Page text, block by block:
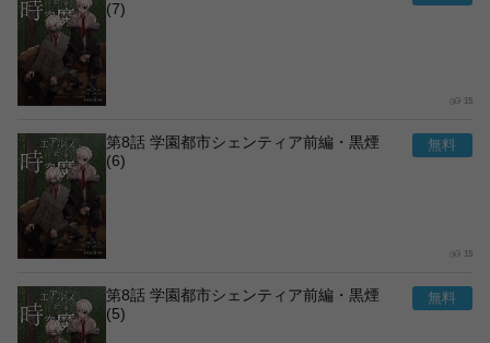
(7)
15
第8話 学園都市シェンティア前編・黒煙
(6)
15
第8話 学園都市シェンティア前編・黒煙
(5)